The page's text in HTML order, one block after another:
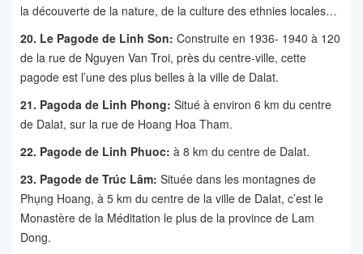
la découverte de la nature, de la culture des ethnies locales…
20. Le Pagode de Linh Son: Construite en 1936- 1940 à 120
de la rue de Nguyen Van Troi, près du centre-ville, cette
pagode est l’une des plus belles à la ville de Dalat.
21. Pagoda de Linh Phong: Situé à environ 6 km du centre
de Dalat, sur la rue de Hoang Hoa Tham.
22. Pagode de Linh Phuoc: à 8 km du centre de Dalat.
23. Pagode de Trúc Lâm: Située dans les montagnes de
Phụng Hoang, à 5 km du centre de la ville de Dalat, c’est le
Monastère de la Méditation le plus de la province de Lam
Dong.